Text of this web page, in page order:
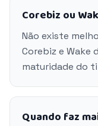
Corebiz ou
Não existe
Corebiz e Wake
maturidade do
Quando faz